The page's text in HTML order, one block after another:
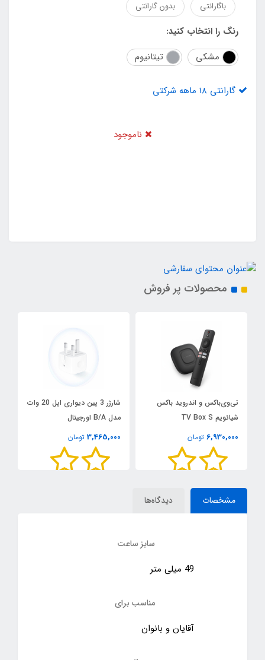
باگارانتی
بدون گارانتی
رنگ را انتخاب کنید:
مشکی
تیتانیوم
گارانتی 18 ماهه شرکتی
ناموجود
محصولات پر فروش
تی‌وی‌باکس و اندروید باکس
شیائویم TV Box S
6,930,000 تومان
شارژر 3 پین دیواری اپل 20 وات
مدل B/A اورجینال
3,465,000 تومان
مشخصات دیدگاه‌ها
سایز ساعت
49 میلی متر
مناسب برای
آقایان و بانوان